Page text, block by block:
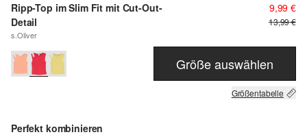
Ripp-Top im Slim Fit mit Cut-Out-
Detail
s.Oliver
9,99 €
13,99 €
Größe auswählen
Größentabelle
Perfekt kombinieren